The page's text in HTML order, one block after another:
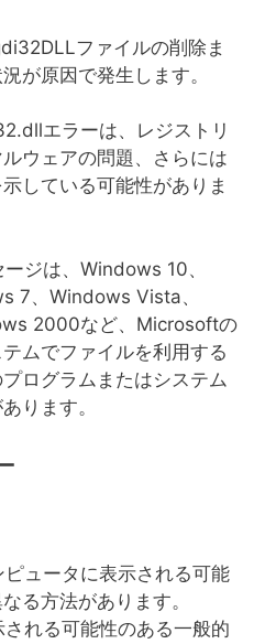
ファイルの削除ま
が原因で発生します。
エラーは、レジストリ
ウェアの問題、さらには
している可能性がありま
ジは、Windows 10、
7、Windows Vista、
2000など、Microsoftの
ムでファイルを利用する
ログラムまたはシステム
ります。
ュータに表示される可能
る方法があります。
れる可能性のある一般的